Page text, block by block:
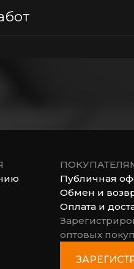
Публичная
Обмен и
Оплата и
оптовых